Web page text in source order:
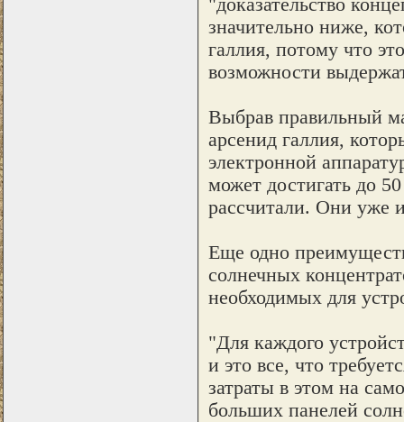
значительно ниже,
галлия, потому что
возможности
Выбрав правильный
арсенид галлия,
электронной
может достигать до
рассчитали. Они уже
Еще одно
солнечных
необходимых для
"Для каждого
и это все, что
затраты в этом на
больших панелей